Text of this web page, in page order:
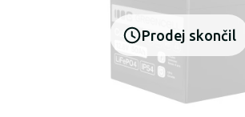
Prodej skončil